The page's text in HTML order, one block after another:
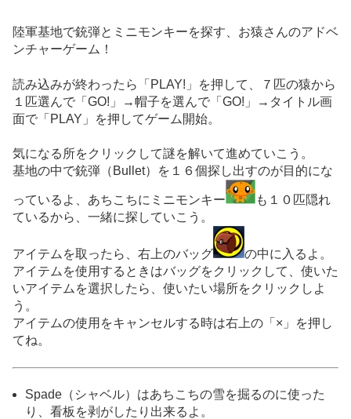
陸軍基地で銃弾とミニモンキーを探す、お猿さんのアドベ
ンチャーゲーム！
読み込みが終わったら「PLAY!」を押して、７匹の猿から
１匹選んで「GO!」→帽子を選んで「GO!」→タイトル画
面で「PLAY」を押してゲーム開始。
気になる所をクリックして謎を解いて進めていこう。
基地の中で銃弾（Bullet）を１６個探し出すのが目的にな
っているよ、あちこちにミニモンキー
も１０匹隠れ
ているから、一緒に探していこう。
アイテムを取ったら、右上のバッグ
の中に入るよ。
アイテムを使用するときはバッグをクリックして、使いた
いアイテムを選択したら、使いたい場所をクリックしよ
う。
アイテムの使用をキャンセルする時は右上の「×」を押し
てね。
Spade（シャベル）はあちこちの雪を掘るのに使った
り、看板を剥がしたり出来るよ。